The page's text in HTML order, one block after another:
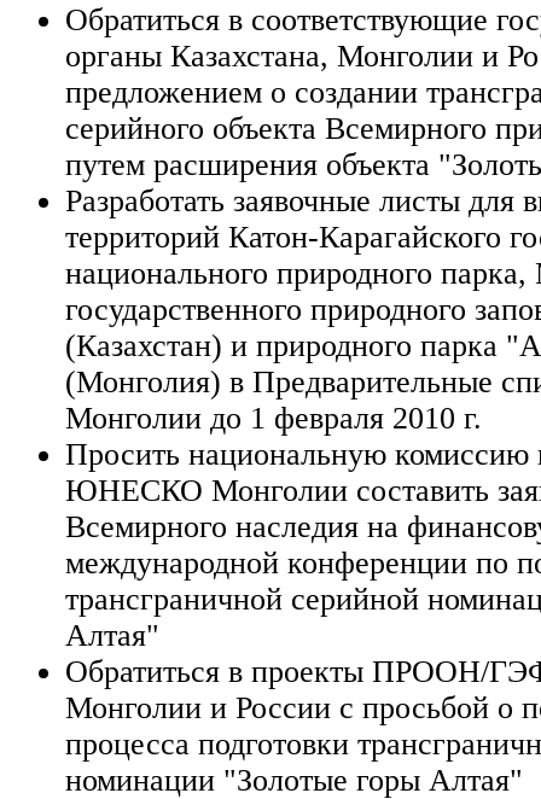
Обратиться в соответствующие
органы Казахстана, Монголии и
предложением о создании
серийного объекта Всемирного
путем расширения объекта
Разработать заявочные листы для
территорий Катон-Карагайского
национального природного парка,
государственного природного
(Казахстан) и природного парка
(Монголия) в Предварительные
Монголии до 1 февраля 2010 г.
Просить национальную комиссию
ЮНЕСКО Монголии составить
Всемирного наследия на
международной конференции по
трансграничной серийной
Алтая"
Обратиться в проекты ПРООН/
Монголии и России с просьбой о
процесса подготовки
номинации "Золотые горы Алтая"